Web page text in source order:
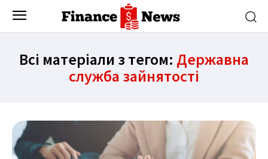
Всі матеріали з тегом: Державна
служба зайнятості